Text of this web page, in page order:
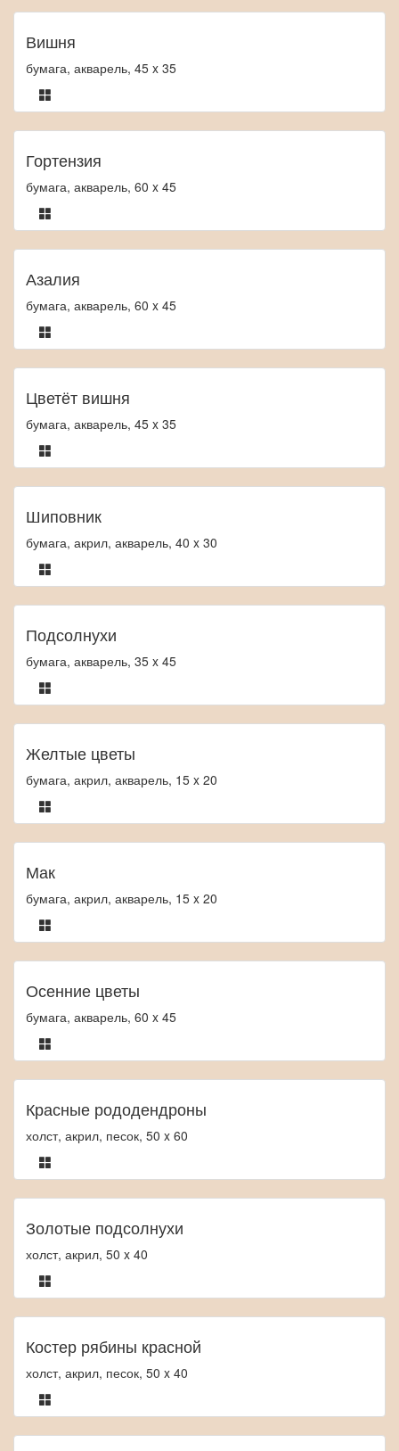
Вишня
бумага, акварель, 45 x 35
Гортензия
бумага, акварель, 60 x 45
Азалия
бумага, акварель, 60 x 45
Цветёт вишня
бумага, акварель, 45 x 35
Шиповник
бумага, акрил, акварель, 40 x 30
Подсолнухи
бумага, акварель, 35 x 45
Желтые цветы
бумага, акрил, акварель, 15 x 20
Мак
бумага, акрил, акварель, 15 x 20
Осенние цветы
бумага, акварель, 60 x 45
Красные рододендроны
холст, акрил, песок, 50 x 60
Золотые подсолнухи
холст, акрил, 50 x 40
Костер рябины красной
холст, акрил, песок, 50 x 40